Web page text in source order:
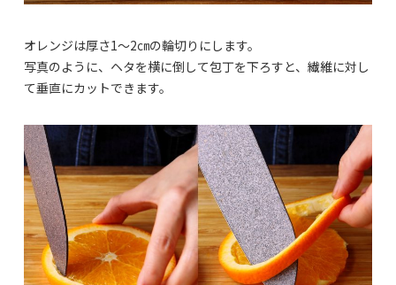
オレンジは厚さ1～2㎝の輪切りにします。
写真のように、ヘタを横に倒して包丁を下ろすと、繊維に対し
て垂直にカットできます。